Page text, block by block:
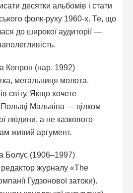
десятки альбомів і стати
фолк-руху 1960-х. Те, що
до широкої аудиторії —
Копрон (нар. 1992)
метальниця молота.
світу. Якщо хочете
Мальвіна — цілком
людини, а не казкового
живий аргумент.
Болус (1906–1997)
редактор журналу «The
Гудзонової затоки).